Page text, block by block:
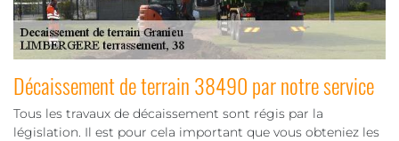
Décaissement de terrain 38490 par notre service
Tous les travaux de décaissement sont régis par la
législation. Il est pour cela important que vous obteniez les